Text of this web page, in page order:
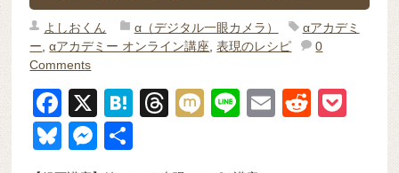
よしおくん α（デジタル一眼カメラ）
αアカデミ
ー ,αアカデミー オンライン講座 ,表現のレシピ
0
Comments
F
a
c
X
H
T
M
Li
E
R
Bl
u
M
e